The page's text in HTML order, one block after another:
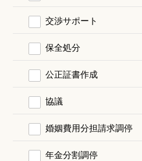
交渉サポート
保全処分
公正証書作成
協議
婚姻費用分担請求調停
年金分割調停